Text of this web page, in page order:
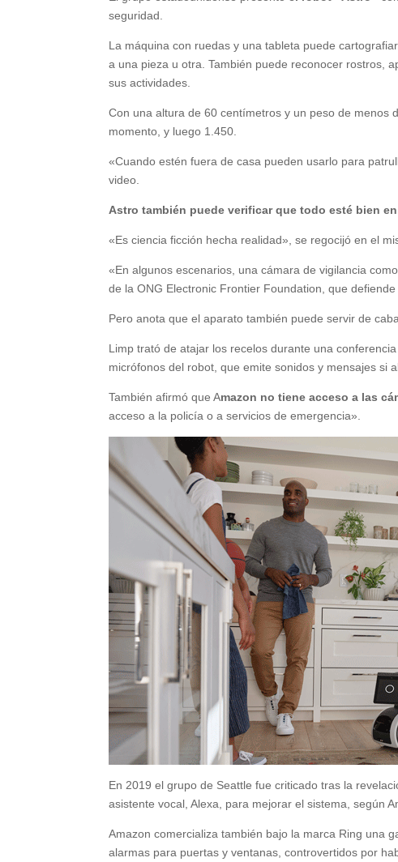
seguridad.
La máquina con ruedas y una tableta puede
a una pieza u otra. También puede reconocer rostros,
sus actividades.
Con una altura de 60 centímetros y un peso de menos
momento, y luego 1.450.
«Cuando estén fuera de casa pueden usarlo para
video.
Astro también puede verificar que todo esté bien
«Es ciencia ficción hecha realidad», se regocijó en el
«En algunos escenarios, una cámara de vigilancia
de la ONG Electronic Frontier Foundation, que
Pero anota que el aparato también puede servir de
Limp trató de atajar los recelos durante una
micrófonos del robot, que emite sonidos y mensajes si
También afirmó que Amazon no tiene acceso a las
acceso a la policía o a servicios de emergencia».
En 2019 el grupo de Seattle fue criticado tras la
asistente vocal, Alexa, para mejorar el sistema, según
Amazon comercializa también bajo la marca Ring una
alarmas para puertas y ventanas, controvertidos por